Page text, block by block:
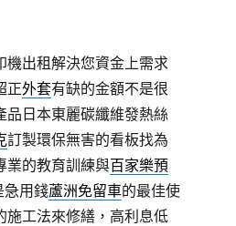
機出租解決您資金上需求
正外套有缺的金額不是很
品日本東麗碳纖維發熱絲
訂製環保無害的看板找為
業的教育訓練與百家樂預
急用錢蘆洲免留車的最佳使
施工法來修繕，高利息低